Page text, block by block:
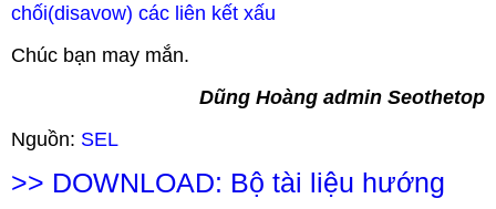
chối(disavow) các liên kết xấu
Chúc bạn may mắn.
Dũng Hoàng admin Seothetop
Nguồn: SEL
>> DOWNLOAD: Bộ tài liệu hướng